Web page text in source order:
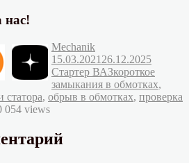
нас!
Автор
MechanikОпубликовано
15.03.2021 26.12.2025
Стартер ВАЗМетки
короткое
замыкания в обмотках,
статора, обрыв в обмотках, проверка
054 views